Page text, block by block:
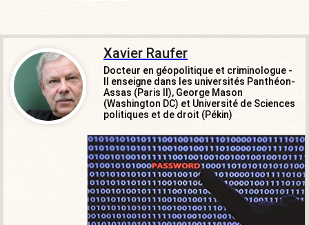
Xavier Raufer
Docteur en géopolitique et criminologue -
Il enseigne dans les universités Panthéon-
Assas (Paris II), George Mason
(Washington DC) et Université de Sciences
politiques et de droit (Pékin)